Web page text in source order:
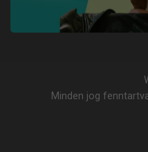
Minden jog